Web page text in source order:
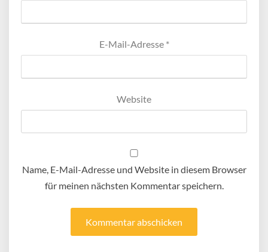
E-Mail-Adresse *
Website
Name, E-Mail-Adresse und Website in diesem Browser
für meinen nächsten Kommentar speichern.